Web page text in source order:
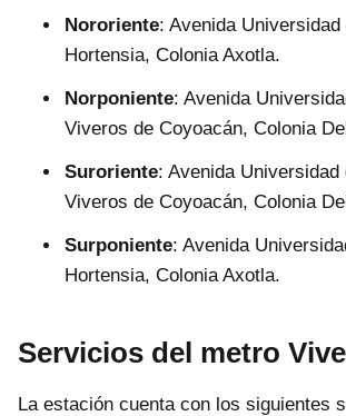
Nororiente: Avenida
Hortensia, Colonia Axotla.
Norponiente: Avenida
Viveros de Coyoacán, Colonia
Suroriente: Avenida Universidad
Viveros de Coyoacán, Colonia
Surponiente: Avenida
Hortensia, Colonia Axotla.
Servicios del metro
La estación cuenta con los siguientes